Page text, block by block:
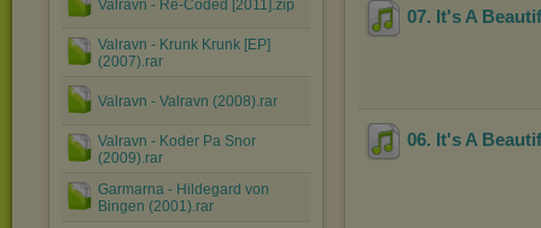
Valravn - Re-Coded [2011].zip
Valravn - Krunk Krunk [EP]
(2007).rar
Valravn - Valravn (2008).rar
Valravn - Koder Pa Snor
(2009).rar
Garmarna - Hildegard von
Bingen (2001).rar
07. It's A
06. It's A